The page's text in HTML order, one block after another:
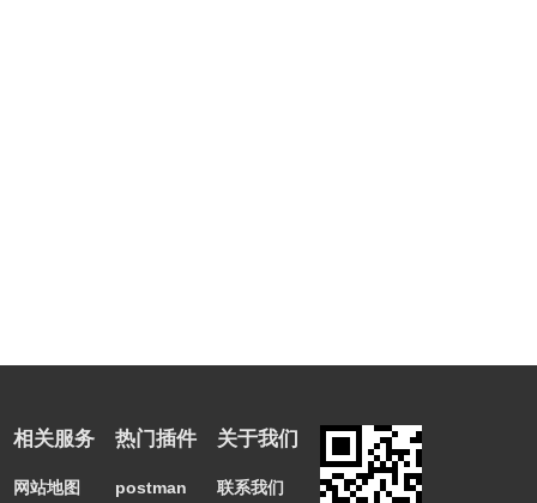
相关服务
网站地图
热门插件
postman
关于我们
联系我们